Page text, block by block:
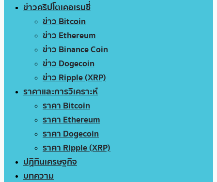
ข่าวคริปโตเคอเรนซี่
ข่าว Bitcoin
ข่าว Ethereum
ข่าว Binance Coin
ข่าว Dogecoin
ข่าว Ripple (XRP)
ราคาและการวิเคราะห์
ราคา Bitcoin
ราคา Ethereum
ราคา Dogecoin
ราคา Ripple (XRP)
ปฏิทินเศรษฐกิจ
บทความ